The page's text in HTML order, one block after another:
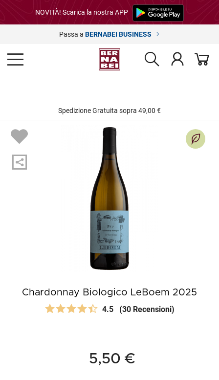
NOVITÀ! Scarica la nostra APP
Passa a BERNABEI BUSINESS
Spedizione Gratuita sopra 49,00 €
Chardonnay Biologico LeBoem 2025
4.5 (30 Recensioni)
5,50 €